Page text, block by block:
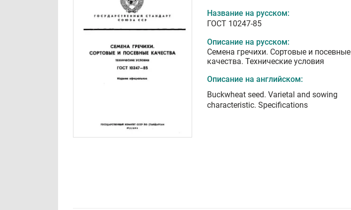
Название на русском:
ГОСТ 10247-85
Описание на русском:
Семена гречихи. Сортовые и посевные
качества. Технические условия
Описание на английском:
Buckwheat seed. Varietal and sowing
characteristic. Specifications